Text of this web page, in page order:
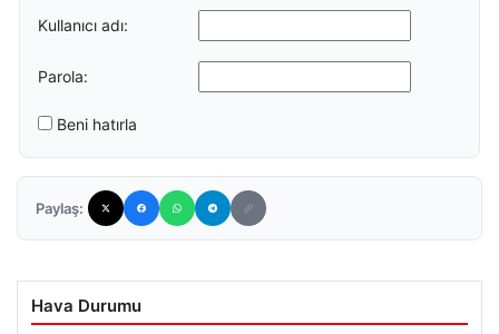
Kullanıcı adı:
Parola:
Beni hatırla
Paylaş:
Hava Durumu